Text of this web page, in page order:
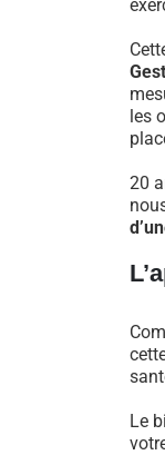
les
20
Le